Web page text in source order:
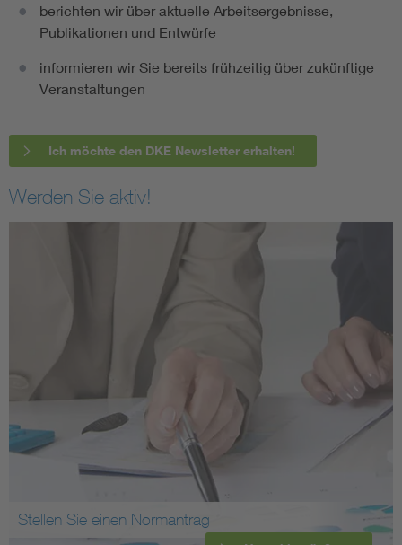
berichten wir über aktuelle Arbeitsergebnisse,
Publikationen und Entwürfe
informieren wir Sie bereits frühzeitig über zukünftige
Veranstaltungen
Ich möchte den DKE Newsletter erhalten!
Werden Sie aktiv!
Stellen Sie einen Normantrag